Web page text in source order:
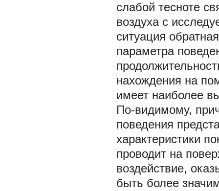
слабой тесноте
воздуха с
ситуация
параметра
нахождения на
имеет наиболее
По-видимому,
поведения
характеристики
проводит на
воздействие,
быть более